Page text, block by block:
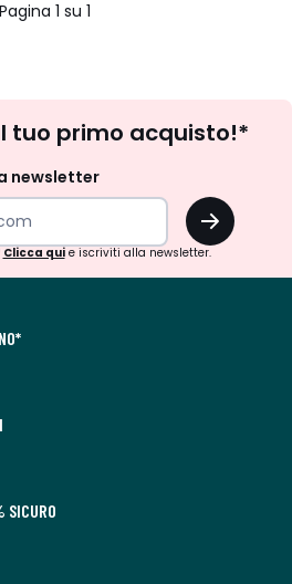
Pagina 1 su 1
newsletter
tuo primo acquisto!*
newsletter
OK
Clicca quie iscriviti alla newsletter.
SICURO